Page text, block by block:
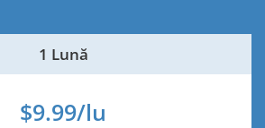
1 Lună
$9.99/lu